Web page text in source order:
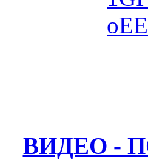
ВИДЕО -